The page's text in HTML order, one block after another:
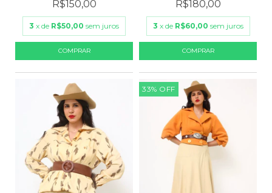
R$150,00
3 x de R$50,00 sem juros
R$180,00
3 x de R$60,00 sem juros
33% OFF